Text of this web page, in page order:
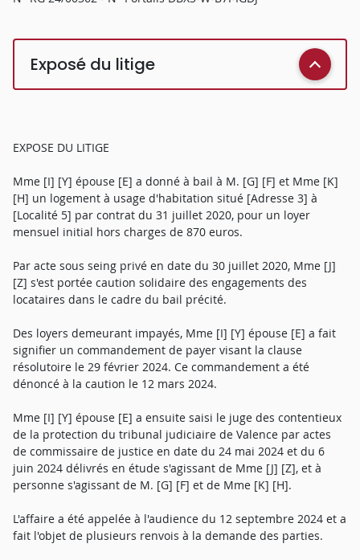
Exposé du litige
EXPOSE DU LITIGE
Mme [I] [Y] épouse [E] a donné à bail à M. [G] [F] et Mme [K]
[H] un logement à usage d'habitation situé [Adresse 3] à
[Localité 5] par contrat du 31 juillet 2020, pour un loyer
mensuel initial hors charges de 870 euros.
Par acte sous seing privé en date du 30 juillet 2020, Mme [J]
[Z] s'est portée caution solidaire des engagements des
locataires dans le cadre du bail précité.
Des loyers demeurant impayés, Mme [I] [Y] épouse [E] a fait
signifier un commandement de payer visant la clause
résolutoire le 29 février 2024. Ce commandement a été
dénoncé à la caution le 12 mars 2024.
Mme [I] [Y] épouse [E] a ensuite saisi le juge des contentieux
de la protection du tribunal judiciaire de Valence par actes
de commissaire de justice en date du 24 mai 2024 et du 6
juin 2024 délivrés en étude s'agissant de Mme [J] [Z], et à
personne s'agissant de M. [G] [F] et de Mme [K] [H].
L'affaire a été appelée à l'audience du 12 septembre 2024 et a
fait l'objet de plusieurs renvois à la demande des parties.